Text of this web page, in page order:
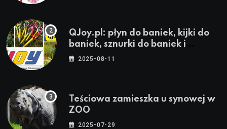
QJoy.pl: płyn do baniek, kijki do
baniek, sznurki do baniek i
zestawy do baniek
2025-08-11
Teściowa zamieszka u synowej w
ZOO
2025-07-29